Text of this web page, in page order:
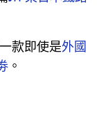
款即使是外國
。